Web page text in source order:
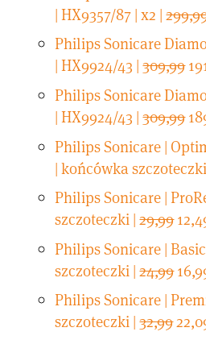
| HX9357/87 | x2 |
Philips Sonicare
| HX9924/43 |309,99
Philips Sonicare
| HX9924/43 |309,99
Philips Sonicare |
| końcówka
Philips Sonicare |
szczoteczki |29,99
Philips Sonicare |
szczoteczki |24,99
Philips Sonicare |
szczoteczki |32,99